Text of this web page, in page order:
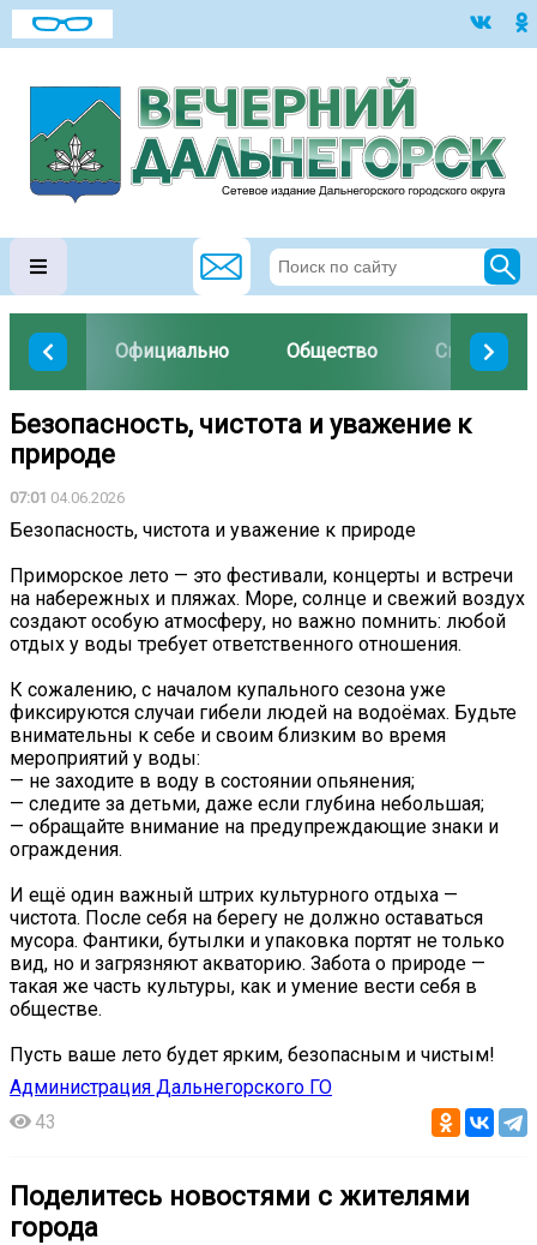
Официально Общество Спорт
Безопасность, чистота и уважение к
природе
07:01 04.06.2026
Безопасность, чистота и уважение к природе
Приморское лето — это фестивали, концерты и встречи
на набережных и пляжах. Море, солнце и свежий воздух
создают особую атмосферу, но важно помнить: любой
отдых у воды требует ответственного отношения.
К сожалению, с началом купального сезона уже
фиксируются случаи гибели людей на водоёмах. Будьте
внимательны к себе и своим близким во время
мероприятий у воды:
— не заходите в воду в состоянии опьянения;
— следите за детьми, даже если глубина небольшая;
— обращайте внимание на предупреждающие знаки и
ограждения.
И ещё один важный штрих культурного отдыха —
чистота. После себя на берегу не должно оставаться
мусора. Фантики, бутылки и упаковка портят не только
вид, но и загрязняют акваторию. Забота о природе —
такая же часть культуры, как и умение вести себя в
обществе.
Пусть ваше лето будет ярким, безопасным и чистым!
Администрация Дальнегорского ГО
43
Поделитесь новостями с жителями
города